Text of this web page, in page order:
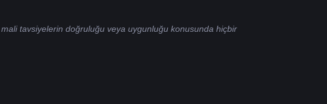
tavsiyelerin doğruluğu veya uygunluğu konusunda hiçbir